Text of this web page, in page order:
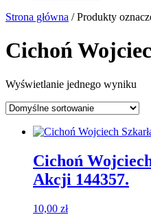
Strona główna / Produkty
Cichoń
Wyświetlanie jednego wyniku
Cichoń
Akcji 144357.
10,00 zł